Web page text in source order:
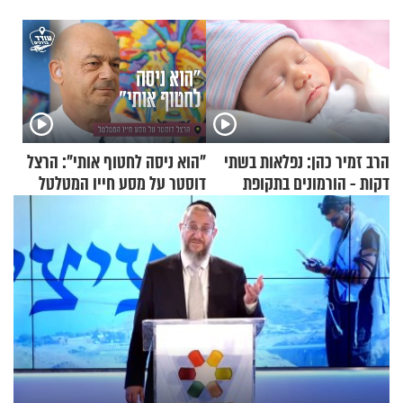
הרב זמיר כהן: נפלאות בשתי
דקות - הורמונים בתקופת
הפוריות
"הוא ניסה לחטוף אותי": הרצל
דוסטר על מסע חייו המטלטל